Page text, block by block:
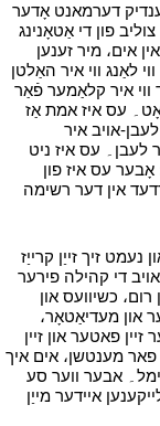
דערמאנט אָדער
פון די אַטאָנינג
אים، מיר זענען
לאַנג ווי איר האַלטן
ווי איר קלאַמער פֿאַר
עס איז אמת אַז
אויב איר
לעבן۔ עס איז ניט
אָבער עס איז פון
אין דער רשימה
זיך זייַן קרייַז
די קהילה פירער
כשיוועס און
און מעדיאַטאָר،
פאטער און זיין
מענטשן، אים איך
אבער ווער סע
איידער מייַן